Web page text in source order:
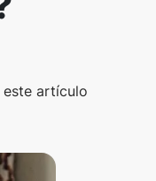
artículo